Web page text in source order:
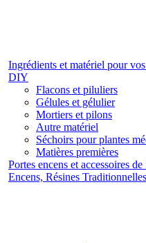
Ingrédients et matériel pour
DIY
Flacons et piluliers
Gélules et gélulier
Mortiers et pilons
Autre matériel
Séchoirs pour plantes
Matières premières
Portes encens et accessoires
Encens, Résines